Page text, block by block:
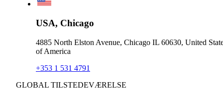
USA, Chicago
4885 North Elston Avenue, Chicago IL 60630, United
of America
+353 1 531 4791
GLOBAL TILSTEDEVÆRELSE